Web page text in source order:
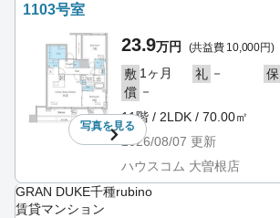
1103号室
写真を見る
23.9万円 (共益費 10,000円)
敷 1ヶ月 礼 － 保
償 －
11階 / 2LDK / 70.00㎡
2026/08/07 更新
ハウスコム 大曽根店
GRAN DUKE千種rubino
賃貸マンション